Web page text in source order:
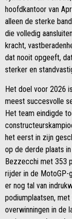
hoofdkantoor van
alleen de sterke
die volledig
kracht,
dat nooit opgeeft,
sterker en
Het doel voor 2026
meest succesvolle
Het team eindigde
het eerst in zijn
op de derde plaats
Bezzecchi met 353
rijder in de MotoGP-
er nog tal van
podiumplaatsen,
overwinningen in de